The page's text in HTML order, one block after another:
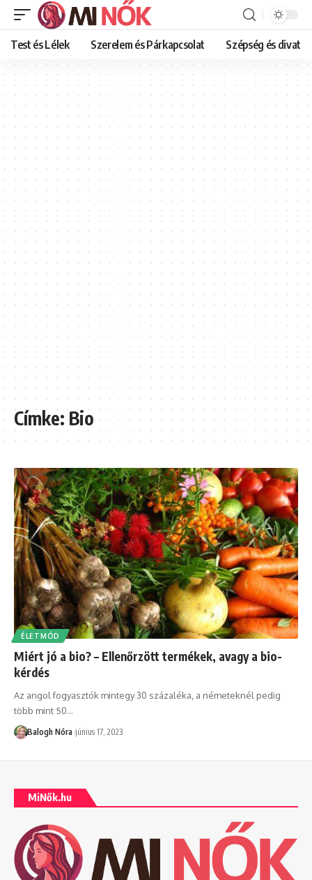
Test és Lélek Szerelem és Párkapcsolat Szépség és divat
Címke:Bio
ÉLETMÓD
Miért jó a bio? – Ellenőrzött termékek, avagy a bio-
kérdés
Az angol fogyasztók mintegy 30 százaléka, a németeknél pedig
több mint 50…
Balogh Nóra június 17, 2023
MiNők.hu